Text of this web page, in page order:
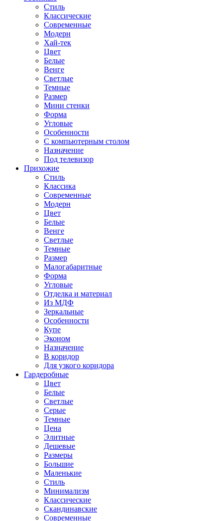
Стиль
Классические
Современные
Модерн
Хай-тек
Цвет
Белые
Венге
Светлые
Темные
Размер
Мини стенки
Форма
Угловые
Особенности
С компьютерным столом
Назначение
Под телевизор
Прихожие
Стиль
Классика
Современные
Модерн
Цвет
Белые
Венге
Светлые
Темные
Размер
Малогабаритные
Форма
Угловые
Отделка и материал
Из МДФ
Зеркальные
Особенности
Купе
Эконом
Назначение
В коридор
Для узкого коридора
Гардеробные
Цвет
Белые
Светлые
Серые
Темные
Цена
Элитные
Дешевые
Размеры
Большие
Маленькие
Стиль
Минимализм
Классические
Скандинавские
Современные